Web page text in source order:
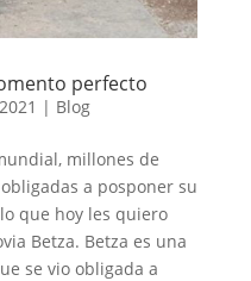
perfecto
| Blog
millones de
a posponer su
que hoy les quiero
Betza. Betza es una
se vio obligada a